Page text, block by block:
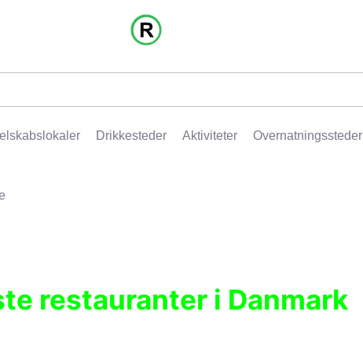
Drikkesteder Aktiviteter Overnatningssteder
restauranter i Danmark